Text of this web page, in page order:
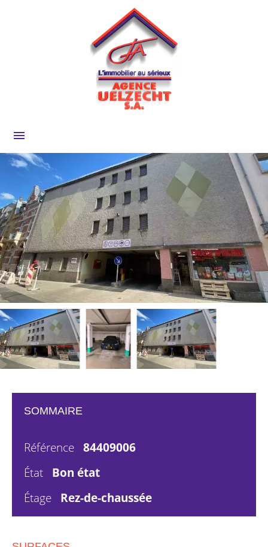
SOMMAIRE
Référence 84409006
État Bon état
Étage Rez-de-chaussée